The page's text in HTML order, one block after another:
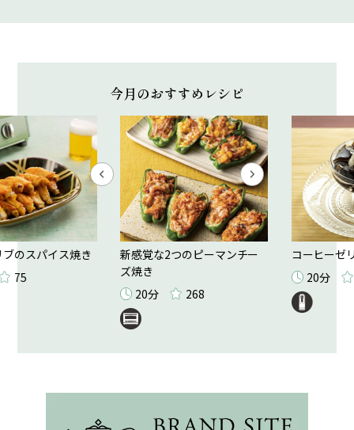
今月のおすすめレシピ
スパイス焼き
新感覚な2つのピーマンチー
ズ焼き
20分
268
コーヒーゼリー
20分
7